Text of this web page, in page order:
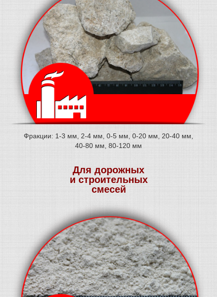
Фракции: 1-3 мм, 2-4 мм, 0-5 мм, 0-20 мм, 20-40 мм,
40-80 мм, 80-120 мм
Для дорожных
и строительных
смесей